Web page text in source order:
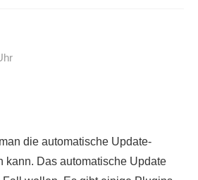
die automatische Update-
kann. Das automatische Update